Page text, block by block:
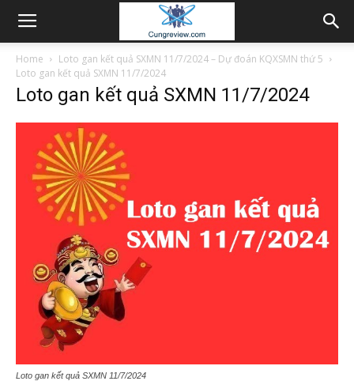
Home
Loto gan kết quả SXMN 11/7/2024 – Dự đoán KQXSMN thứ 5
Loto gan kết quả SXMN 11/7/2024
Loto gan kết quả SXMN 11/7/2024
Loto gan kết quả SXMN 11/7/2024